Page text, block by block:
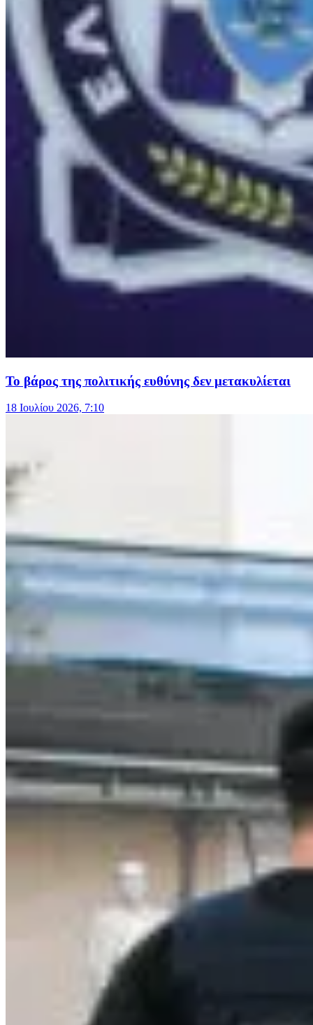
Το βάρος της πολιτικής ευθύνης δεν μετακυλίεται
18 Ιουλίου 2026, 7:10